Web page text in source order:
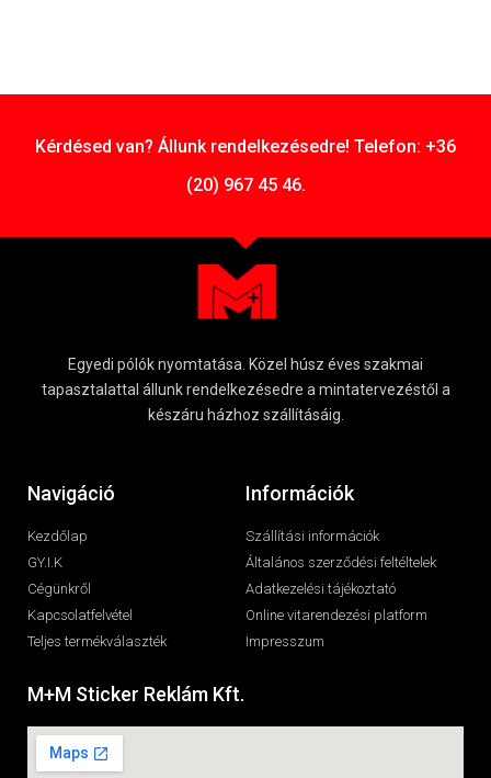
Kérdésed van? Állunk rendelkezésedre! Telefon: +36
(20) 967 45 46.
Egyedi pólók nyomtatása. Közel húsz éves szakmai
tapasztalattal állunk rendelkezésedre a mintatervezéstől a
készáru házhoz szállításáig.
Navigáció
Kezdőlap
GY.I.K
Cégünkről
Kapcsolatfelvétel
Teljes termékválaszték
Információk
Szállítási információk
Általános szerződési feltéltelek
Adatkezelési tájékoztató
Online vitarendezési platform
Impresszum
M+M Sticker Reklám Kft.